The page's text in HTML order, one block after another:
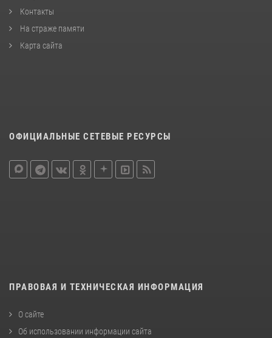
Контакты
На страже памяти
Карта сайта
ОФИЦИАЛЬНЫЕ СЕТЕВЫЕ РЕСУРСЫ
ПРАВОВАЯ И ТЕХНИЧЕСКАЯ ИНФОРМАЦИЯ
О сайте
Об использовании информации сайта